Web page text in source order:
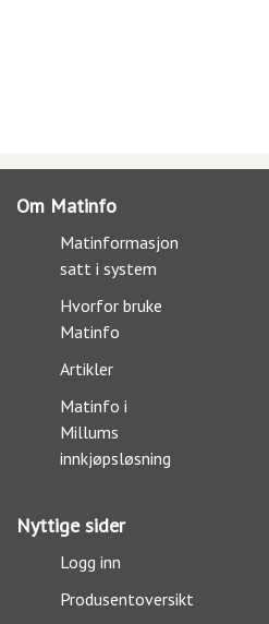
Om Matinfo
Matinformasjon
satt i system
Hvorfor bruke
Matinfo
Artikler
Matinfo i
Millums
innkjøpsløsning
Nyttige sider
Logg inn
Produsentoversikt